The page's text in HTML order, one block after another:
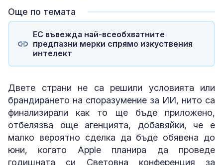
Още по темата
ЕС въвежда най-всеобхватните
предпазни мерки спрямо изкуствения
интелект
Двете страни не са решили условията или
брандирането на споразумение за ИИ, нито са
финализирали как то ще бъде приложено,
отбелязва още агенцията, добавяйки, че е
малко вероятно сделка да бъде обявена до
юни, когато Apple планира да проведе
годишната си Световна конференция за